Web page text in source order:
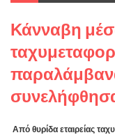
Κάνναβη
Από θυρίδα εταιρείας